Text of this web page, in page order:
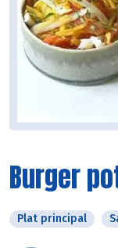
Burger
Plat principal